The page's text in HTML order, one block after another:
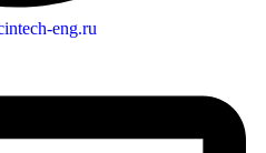
eng.ru